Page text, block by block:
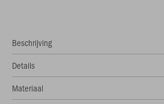
Beschrijving
Details
Materiaal